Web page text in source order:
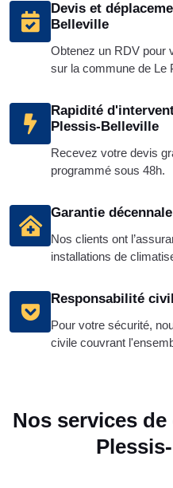
Devis et
Belleville
Obtenez un RDV pour
sur la commune de Le
Rapidité
Plessis-Belleville
Recevez votre devis
programmé sous 48h.
Garantie décennale
Nos clients ont
installations de
Responsabilité
Pour votre sécurité,
civile couvrant
Nos services